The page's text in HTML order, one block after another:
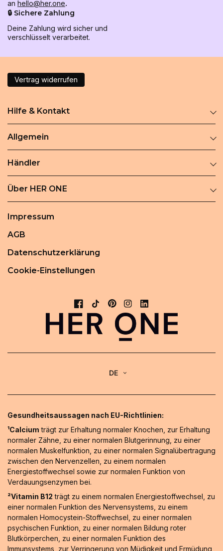
an hello@her.one.
🔒 Sichere Zahlung
Deine Zahlung wird sicher und
verschlüsselt verarbeitet.
Vertrag widerrufen
Hilfe & Kontakt
Allgemein
Händler
Über HER ONE
Impressum
AGB
Datenschutzerklärung
Cookie-Einstellungen
DE
Gesundheitsaussagen nach EU-Richtlinien:
¹Calcium trägt zur Erhaltung normaler Knochen, zur Erhaltung
normaler Zähne, zu einer normalen Blutgerinnung, zu einer
normalen Muskelfunktion, zu einer normalen Signalübertragung
zwischen den Nervenzellen, zu einem normalen
Energiestoffwechsel sowie zur normalen Funktion von
Verdauungsenzymen bei.
²Vitamin B12 trägt zu einem normalen Energiestoffwechsel, zu
einer normalen Funktion des Nervensystems, zu einem
normalen Homocystein-Stoffwechsel, zu einer normalen
psychischen Funktion, zu einer normalen Bildung roter
Blutkörperchen, zu einer normalen Funktion des
Immunsystems, zur Verringerung von Müdigkeit und Ermüdung